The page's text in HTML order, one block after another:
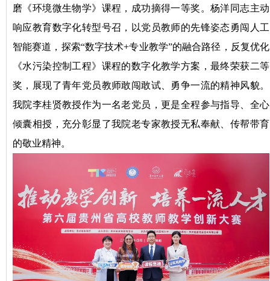
磨《环境微生物学》课程，成功摘得一等奖。杨洋同志主动
响应教育数字化转型号召，以党员教师的先锋姿态勇闯人工
智能赛道，探索“数字技术+专业教学”的融合路径，反复优化
《水污染控制工程》课程的数字化教学方案，最终荣获二等
奖，展现了青年党员教师敢闯敢试、勇争一流的精神风貌。
我院李桂贤教授作为一名老党员，更是全程参与指导、全心
倾囊相授，充分彰显了我院老专家教授无私奉献、传帮带育
的敬业精神。